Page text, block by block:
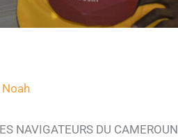
Noah
NAVIGATEURS DU CAMEROUN